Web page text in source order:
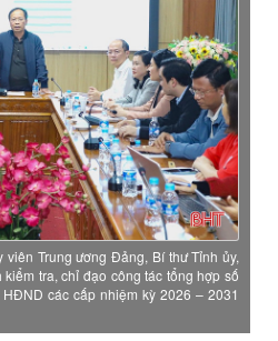
Trung ương Đảng, Bí thư Tỉnh ủy,
tra, chỉ đạo công tác tổng hợp số
các cấp nhiệm kỳ 2026 – 2031